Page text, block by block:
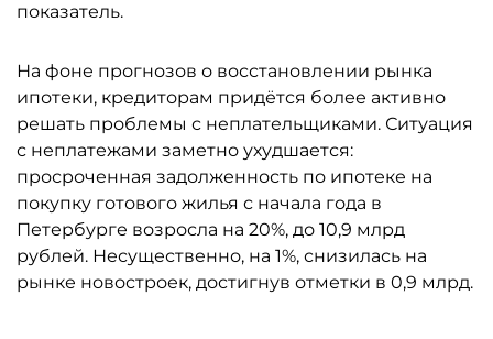
показатель.
На фоне прогнозов о восстановлении рынка
ипотеки, кредиторам придётся более активно
решать проблемы с неплательщиками. Ситуация
с неплатежами заметно ухудшается:
просроченная задолженность по ипотеке на
покупку готового жилья с начала года в
Петербурге возросла на 20%, до 10,9 млрд
рублей. Несущественно, на 1%, снизилась на
рынке новостроек, достигнув отметки в 0,9 млрд.